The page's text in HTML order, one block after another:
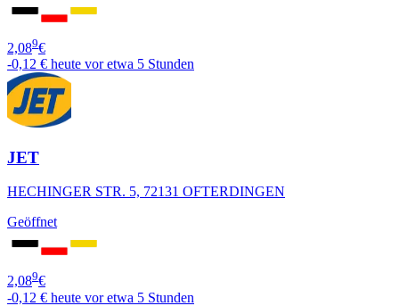
2,089€
-0,12 € heute vor etwa 5 Stunden
JET
HECHINGER STR. 5, 72131 OFTERDINGEN
Geöffnet
2,089€
-0,12 € heute vor etwa 5 Stunden